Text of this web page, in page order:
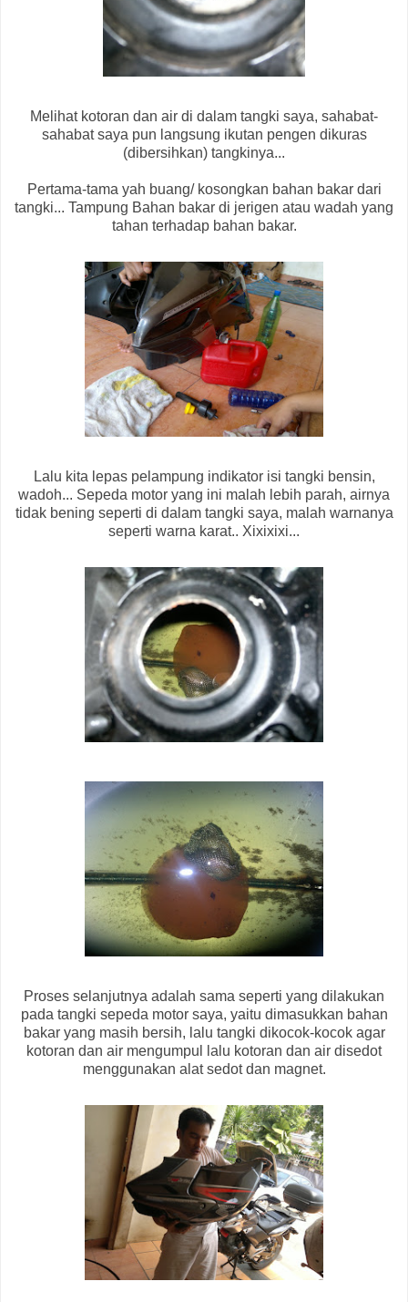
Melihat kotoran dan air di dalam tangki saya, sahabat-
sahabat saya pun langsung ikutan pengen dikuras
(dibersihkan) tangkinya...
Pertama-tama yah buang/ kosongkan bahan bakar dari
tangki... Tampung Bahan bakar di jerigen atau wadah yang
tahan terhadap bahan bakar.
Lalu kita lepas pelampung indikator isi tangki bensin,
wadoh... Sepeda motor yang ini malah lebih parah, airnya
tidak bening seperti di dalam tangki saya, malah warnanya
seperti warna karat.. Xixixixi...
Proses selanjutnya adalah sama seperti yang dilakukan
pada tangki sepeda motor saya, yaitu dimasukkan bahan
bakar yang masih bersih, lalu tangki dikocok-kocok agar
kotoran dan air mengumpul lalu kotoran dan air disedot
menggunakan alat sedot dan magnet.